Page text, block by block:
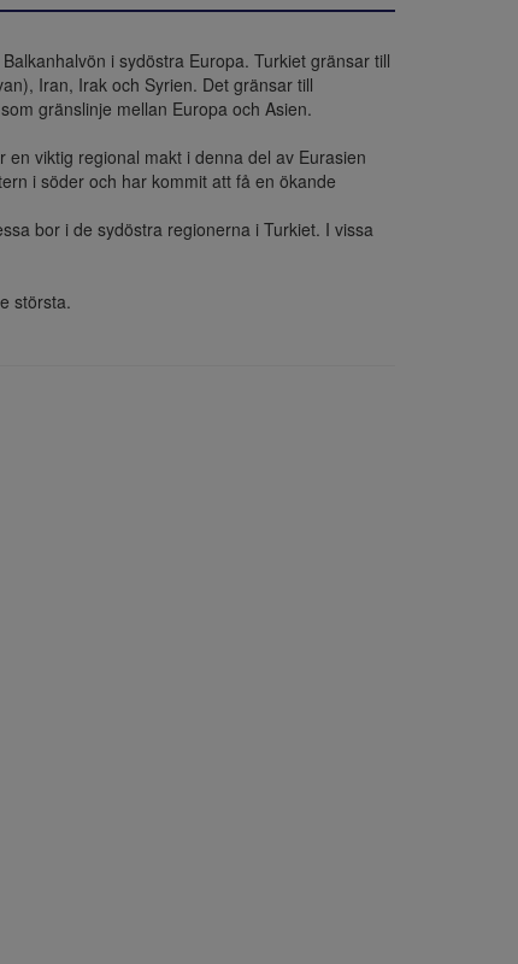
i sydöstra Europa. Turkiet gränsar till
Iran, Irak och Syrien. Det gränsar till
gränslinje mellan Europa och Asien.
viktig regional makt i denna del av Eurasien
i söder och har kommit att få en ökande
bor i de sydöstra regionerna i Turkiet. I vissa
största.